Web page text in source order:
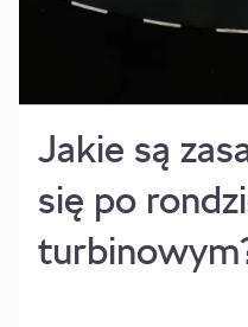
Jakie są
się po